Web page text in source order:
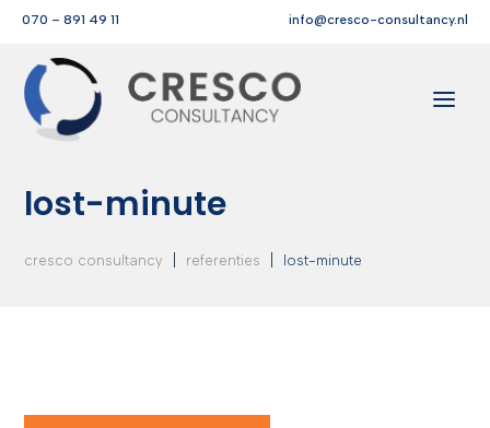
070 – 891 49 11 info@cresco-consultancy.nl
lost-minute
cresco consultancy | referenties | lost-minute